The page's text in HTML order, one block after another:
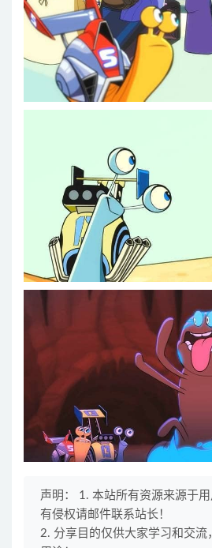
第21集 酱包诈欺案
第22集 名人生活
第23集 追捕破坏王
第24集 看不见的防护罩
第25集 沙漠追逐战
声明： 1. 本站所有资源来源于用
有侵权请邮件联系站长！
2. 分享目的仅供大家学习和交流